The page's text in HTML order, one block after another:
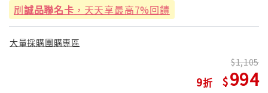
刷誠品聯名卡 ，天天享最高7%回饋
大量採購團購專區
9
1,105
994